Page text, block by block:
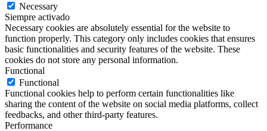
Necessary
Siempre activado
Necessary cookies are absolutely essential for the website to
function properly. This category only includes cookies that ensures
basic functionalities and security features of the website. These
cookies do not store any personal information.
Functional
Functional
Functional cookies help to perform certain functionalities like
sharing the content of the website on social media platforms, collect
feedbacks, and other third-party features.
Performance